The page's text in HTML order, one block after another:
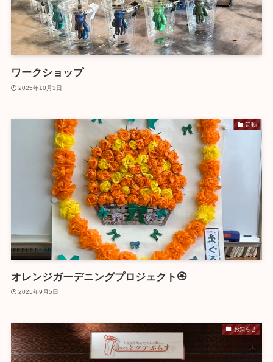
ワークショップ
2025年10月3日
活動
オレンジガーデニングプロジェクト🏵️
2025年9月5日
お知らせ